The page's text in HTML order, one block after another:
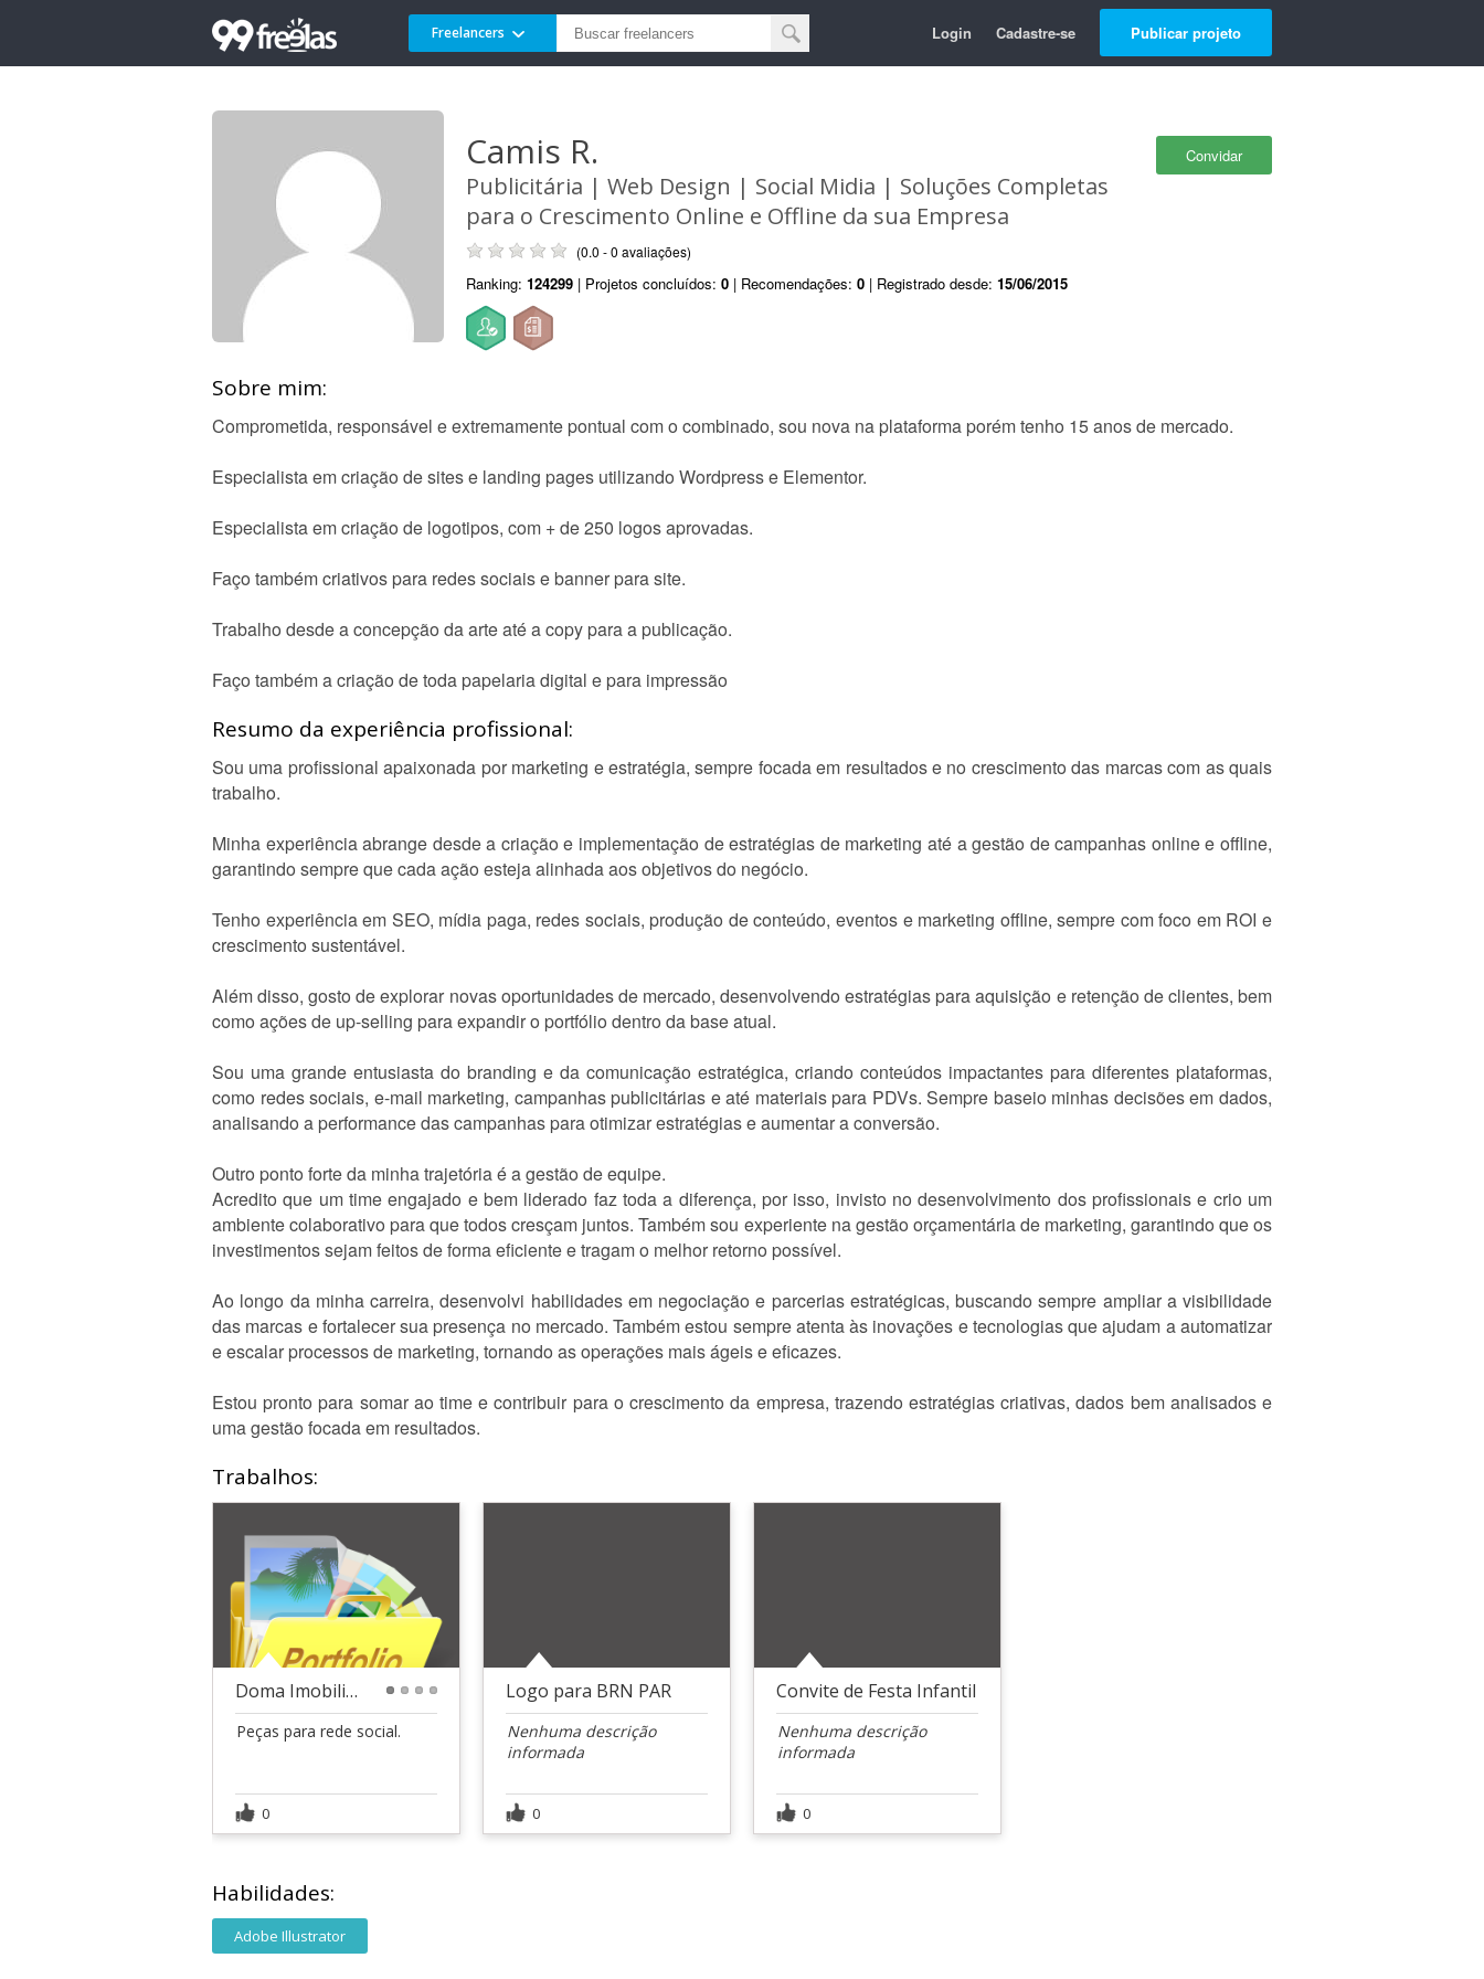
Freelancers Login Cadastre-se Publicar projeto
Convidar
Camis R.
Publicitária | Web Design | Social Midia | Soluções Completas
para o Crescimento Online e Offline da sua Empresa
(0.0 - 0 avaliações)
Ranking: 124299 | Projetos concluídos: 0 | Recomendações: 0 | Registrado desde: 15/06/2015
Sobre mim:
Comprometida, responsável e extremamente pontual com o combinado, sou nova na plataforma porém tenho 15 anos de mercado.
Especialista em criação de sites e landing pages utilizando Wordpress e Elementor.
Especialista em criação de logotipos, com + de 250 logos aprovadas.
Faço também criativos para redes sociais e banner para site.
Trabalho desde a concepção da arte até a copy para a publicação.
Faço também a criação de toda papelaria digital e para impressão
Resumo da experiência profissional:
Sou uma profissional apaixonada por marketing e estratégia, sempre focada em resultados e no crescimento das marcas com as quais
trabalho.
Minha experiência abrange desde a criação e implementação de estratégias de marketing até a gestão de campanhas online e offline,
garantindo sempre que cada ação esteja alinhada aos objetivos do negócio.
Tenho experiência em SEO, mídia paga, redes sociais, produção de conteúdo, eventos e marketing offline, sempre com foco em ROI e
crescimento sustentável.
Além disso, gosto de explorar novas oportunidades de mercado, desenvolvendo estratégias para aquisição e retenção de clientes, bem
como ações de up-selling para expandir o portfólio dentro da base atual.
Sou uma grande entusiasta do branding e da comunicação estratégica, criando conteúdos impactantes para diferentes plataformas,
como redes sociais, e-mail marketing, campanhas publicitárias e até materiais para PDVs. Sempre baseio minhas decisões em dados,
analisando a performance das campanhas para otimizar estratégias e aumentar a conversão.
Outro ponto forte da minha trajetória é a gestão de equipe.
Acredito que um time engajado e bem liderado faz toda a diferença, por isso, invisto no desenvolvimento dos profissionais e crio um
ambiente colaborativo para que todos cresçam juntos. Também sou experiente na gestão orçamentária de marketing, garantindo que os
investimentos sejam feitos de forma eficiente e tragam o melhor retorno possível.
Ao longo da minha carreira, desenvolvi habilidades em negociação e parcerias estratégicas, buscando sempre ampliar a visibilidade
das marcas e fortalecer sua presença no mercado. Também estou sempre atenta às inovações e tecnologias que ajudam a automatizar
e escalar processos de marketing, tornando as operações mais ágeis e eficazes.
Estou pronto para somar ao time e contribuir para o crescimento da empresa, trazendo estratégias criativas, dados bem analisados e
uma gestão focada em resultados.
Trabalhos:
Doma Imobiliária
Peças para rede social.
0
Logo para BRN PAR
Nenhuma descrição
informada
0
Convite de Festa Infantil
Nenhuma descrição
informada
0
Habilidades:
Adobe Illustrator